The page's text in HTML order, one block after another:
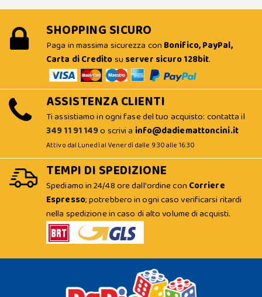
SHOPPING SICURO
Paga in massima sicurezza con Bonifico, PayPal,
Carta di Creditosu server sicuro 128bit.
ASSISTENZA CLIENTI
Ti assistiamo in ogni fase del tuo acquisto: contatta il
349 11 91 149o scrivi a info@dadiemattoncini.it
Attivo dal Lunedì al Venerdì dalle 9:30 alle 16:30
TEMPI DI SPEDIZIONE
Spediamo in 24/48 ore dall'ordine con Corriere
Espresso; potrebbero in ogni caso verificarsi ritardi
nella spedizione in caso di alto volume di acquisti.